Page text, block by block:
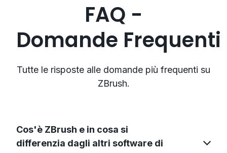
FAQ -
Domande Frequenti
Tutte le risposte alle domande più frequenti su
ZBrush.
Cos'è ZBrush e in cosa si
differenzia dagli altri software di